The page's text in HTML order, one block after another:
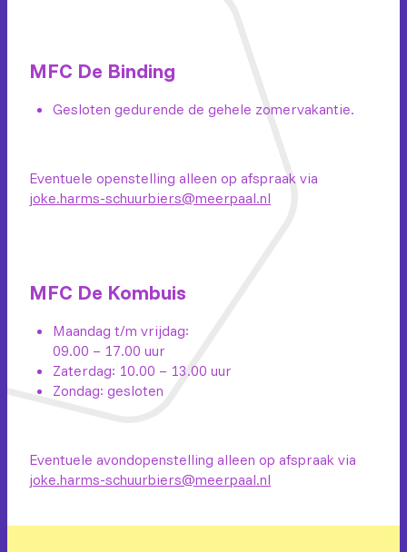
MFC De Binding
Gesloten gedurende de gehele zomervakantie.
Eventuele openstelling alleen op afspraak via
joke.harms-schuurbiers@meerpaal.nl
MFC De Kombuis
Maandag t/m vrijdag:
09.00 – 17.00 uur
Zaterdag: 10.00 – 13.00 uur
Zondag: gesloten
Eventuele avondopenstelling alleen op afspraak via
joke.harms-schuurbiers@meerpaal.nl